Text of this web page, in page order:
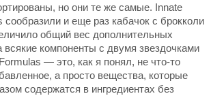
но они те же самые. Innate
сообразили и еще раз кабачок с брокколи
общий вес дополнительных
всякие компоненты с двумя звездочками
— это, как я понял, не что-то
а просто вещества, которые
содержатся в ингредиентах без